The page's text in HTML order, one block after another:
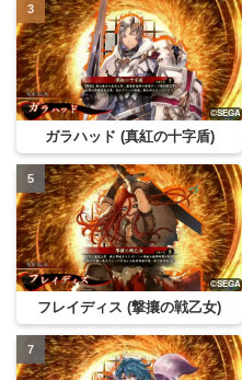
ガラハッド (真紅の十字盾)
フレイディス (撃攘の戦乙女)